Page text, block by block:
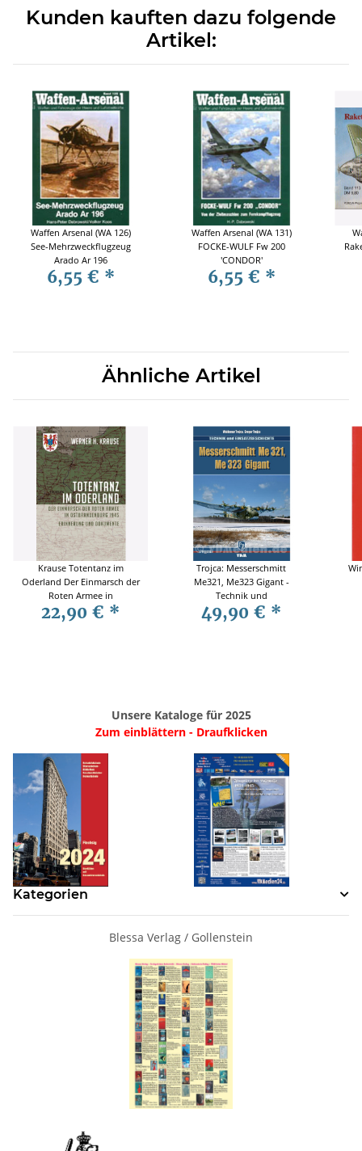
Kunden kauften dazu folgende
Artikel:
Waffen Arsenal (WA 126)
See-Mehrzweckflugzeug
Arado Ar 196
6,55 € *
Waffen Arsenal (WA 131)
FOCKE-WULF Fw 200
'CONDOR'
6,55 € *
Ähnliche Artikel
Krause Totentanz im
Oderland Der Einmarsch der
Roten Armee in
Ostbrandenburg 1945
Erinnerung und Dokumente
22,90 € *
Trojca: Messerschmitt
Me321, Me323 Gigant -
Technik und
Einsatzgeschichte
49,90 € *
Unsere Kataloge für 2025
Zum einblättern - Draufklicken
Kategorien
Blessa Verlag / Gollenstein